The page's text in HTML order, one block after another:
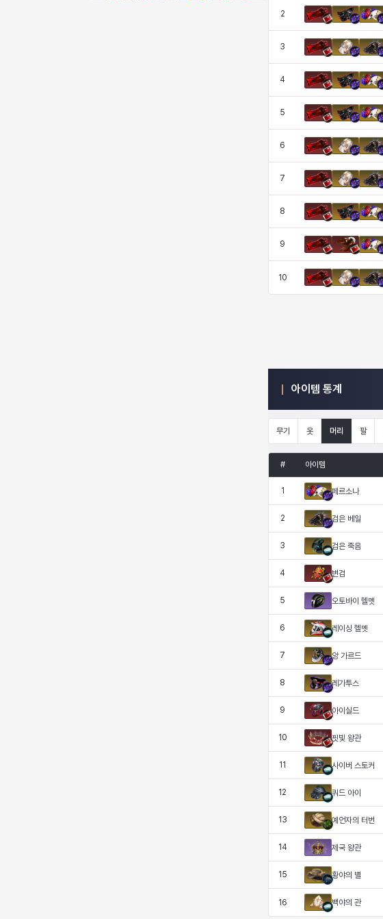
2
3
4
5
6
7
8
9
10
아이템 통계
무기 옷 머리 팔
# 아이템
1 페르소나
2 검은 베일
3 검은 죽음
4 변검
5 오토바이 헬멧
6 레이싱 헬멧
7 앙 가르드
8 레가투스
9 아이실드
10 핏빛 왕관
11 사이버 스토커
12 쿼드 아이
13 예언자의 터번
14 제국 왕관
15 황야의 별
16 백야의 관